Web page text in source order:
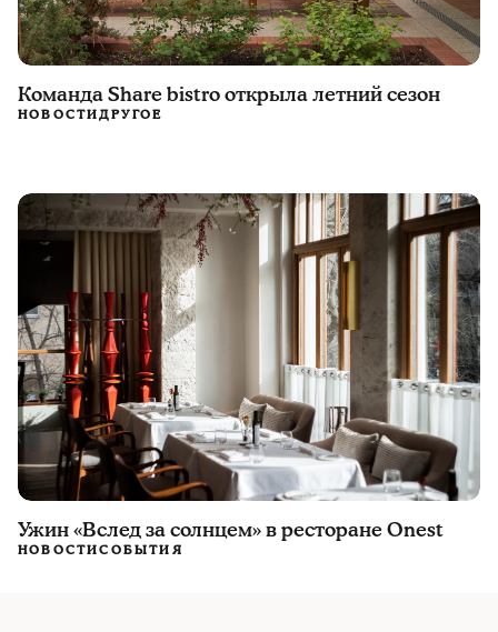
Команда Share bistro открыла летний сезон
НОВОСТИДРУГОЕ
Ужин «Вслед за солнцем» в ресторане Onest
НОВОСТИСОБЫТИЯ